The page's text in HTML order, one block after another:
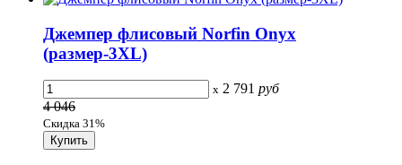
Джемпер флисовый Norfin Onyx
(размер-3XL)
x 2 791 руб
4 046
Скидка 31%